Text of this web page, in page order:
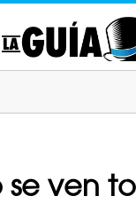
se ven